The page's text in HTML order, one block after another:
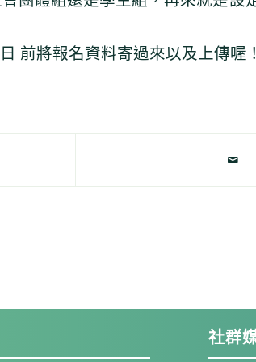
前將報名資料寄過來以及上傳喔
社群